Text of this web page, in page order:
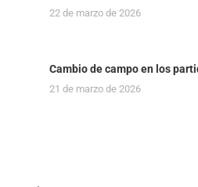
22 de marzo de 2026
Cambio de campo en los
21 de marzo de 2026